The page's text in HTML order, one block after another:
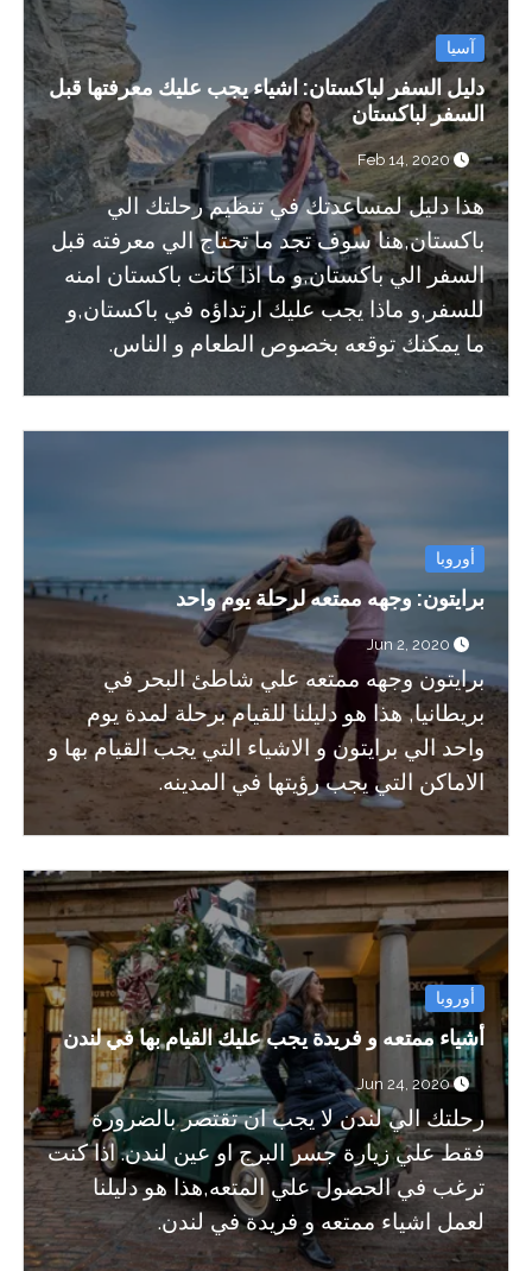
آسيا
دليل السفر لباكستان: اشياء يجب عليك معرفتها قبل
السفر لباكستان
Feb 14, 2020
هذا دليل لمساعدتك في تنظيم رحلتك الي
باكستان,هنا سوف تجد ما تحتاج الي معرفته قبل
السفر الي باكستان,و ما اذا كانت باكستان امنه
للسفر,و ماذا يجب عليك ارتداؤه في باكستان,و
ما يمكنك توقعه بخصوص الطعام و الناس.
أوروبا
برايتون: وجهه ممتعه لرحلة يوم واحد
Jun 2, 2020
برايتون وجهه ممتعه علي شاطئ البحر في
بريطانيا, هذا هو دليلنا للقيام برحلة لمدة يوم
واحد الي برايتون و الاشياء التي يجب القيام بها و
الاماكن التي يجب رؤيتها في المدينه.
أوروبا
أشياء ممتعه و فريدة يجب عليك القيام بها في لندن
Jun 24, 2020
رحلتك الي لندن لا يجب ان تقتصر بالضرورة
فقط علي زيارة جسر البرج او عين لندن. اذا كنت
ترغب في الحصول علي المتعه,هذا هو دليلنا
لعمل اشياء ممتعه و فريدة في لندن.